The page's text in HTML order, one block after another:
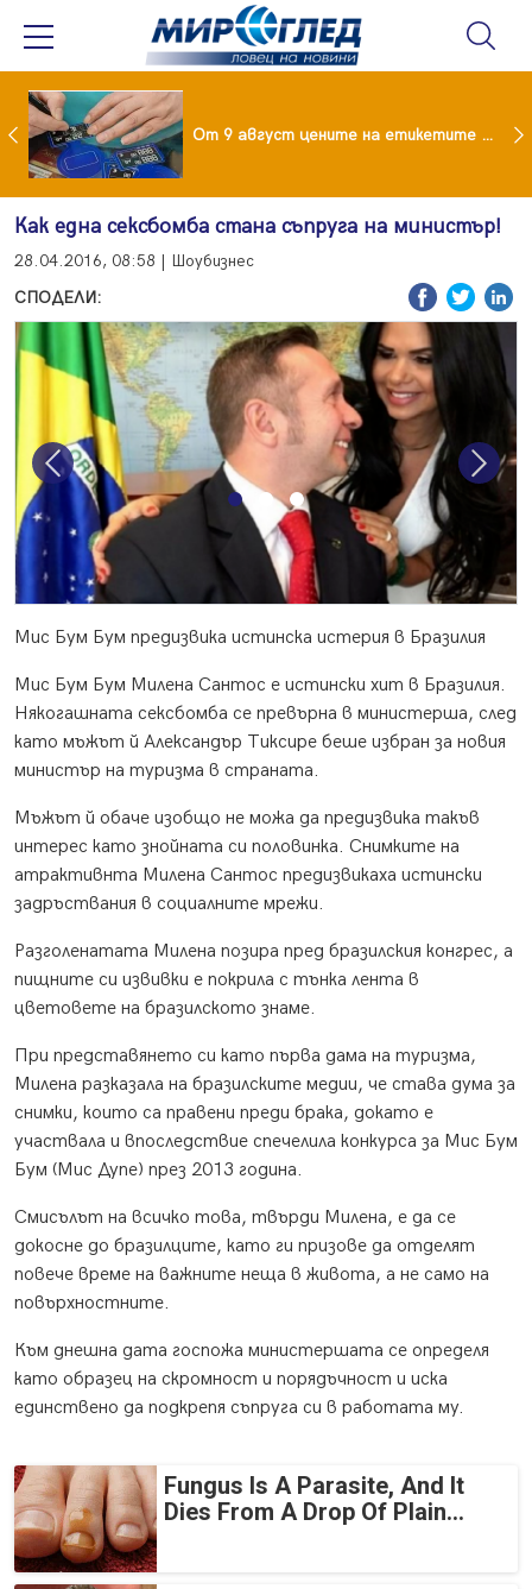
Проект за изграждане на 13-етажна "мегаджамия" разгневи жителите на Лондон От 9 август цените на етикетите само в евро
Как една сексбомба стана съпруга на министър!
28.04.2016, 08:58 | Шоубизнес
СПОДЕЛИ:
Previous Next
Мис Бум Бум предизвика истинска истерия в Бразилия
Мис Бум Бум Милена Сантос е истински хит в Бразилия.
Някогашната сексбомба се превърна в министерша, след
като мъжът й Александър Тиксире беше избран за новия
министър на туризма в страната.
Мъжът й обаче изобщо не можа да предизвика такъв
интерес като знойната си половинка. Снимките на
атрактивнта Милена Сантос предизвикаха истински
задръствания в социалните мрежи.
Разголенатата Милена позира пред бразилския конгрес, а
пищните си извивки е покрила с тънка лента в
цветовете на бразилското знаме.
При представянето си като първа дама на туризма,
Милена разказала на бразилските медии, че става дума за
снимки, които са правени преди брака, докато е
участвала и впоследствие спечелила конкурса за Мис Бум
Бум (Мис Дупе) през 2013 година.
Смисълът на всичко това, твърди Милена, е да се
докосне до бразилците, като ги призове да отделят
повече време на важните неща в живота, а не само на
повърхностните.
Към днешна дата госпожа министершата се определя
като образец на скромност и порядъчност и иска
единствено да подкрепя съпруга си в работата му.
Fungus Is A Parasite, And It
Dies From A Drop Of Plain...